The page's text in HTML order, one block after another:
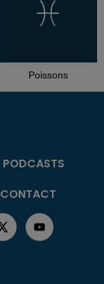
Poissons
PODCASTS
CONTACT